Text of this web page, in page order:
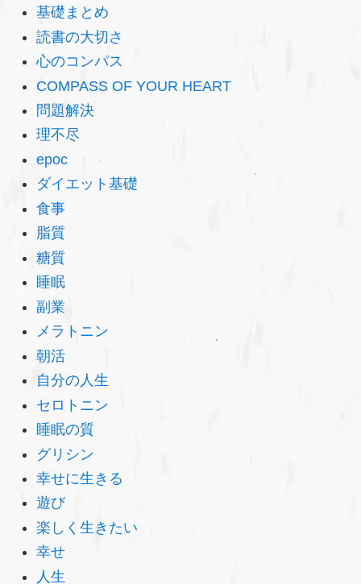
基礎まとめ
読書の大切さ
心のコンパス
COMPASS OF YOUR HEART
問題解決
理不尽
epoc
ダイエット基礎
食事
脂質
糖質
睡眠
副業
メラトニン
朝活
自分の人生
セロトニン
睡眠の質
グリシン
幸せに生きる
遊び
楽しく生きたい
幸せ
人生